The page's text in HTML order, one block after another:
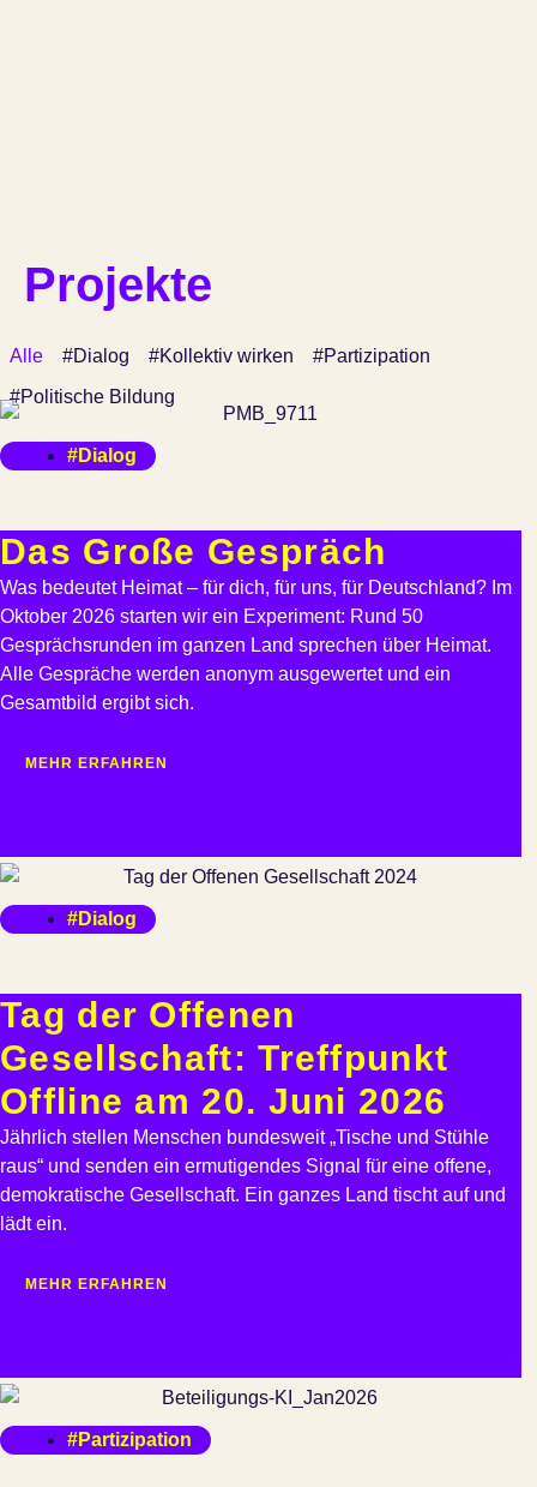
Projekte
#Dialog #Kollektiv wirken
#Partizipation
#Politische Bildung
Alle
#Dialog
Das Große Gespräch
Was bedeutet Heimat – für dich, für uns, für Deutschland? Im
Oktober 2026 starten wir ein Experiment: Rund 50
Gesprächsrunden im ganzen Land sprechen über Heimat.
Alle Gespräche werden anonym ausgewertet und ein
Gesamtbild ergibt sich.
MEHR ERFAHREN
#Dialog
Tag der Offenen
Gesellschaft: Treffpunkt
Offline am 20. Juni 2026
Jährlich stellen Menschen bundesweit „Tische und Stühle
raus“ und senden ein ermutigendes Signal für eine offene,
demokratische Gesellschaft. Ein ganzes Land tischt auf und
lädt ein.
MEHR ERFAHREN
#Partizipation